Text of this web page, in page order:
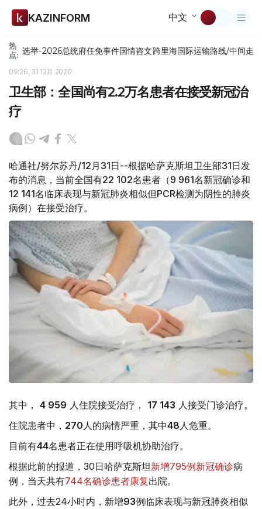
KAZINFORM 中文
热
点: 选举-2026总统府任免事件国情咨文跨里海国际运输路线/中间走廊
09:26, 31 12月 2020
卫生部：全国尚有2.2万名患者在接受新冠治
疗
哈通社/努尔苏丹/12月31日--根据哈萨克斯坦卫生部31日发
布的消息，当前全国有22 102名患者（9 961名新冠确诊和
12 141名临床表现与新冠肺炎相似但PCR检测为阴性的肺炎
病例）在接受治疗。
其中， 4 959 人住院接受治疗， 17 143 人接受门诊治疗。
住院患者中， 270 人的病情严重，其中48 人危重。
目前有44名患者正在使用呼吸机协助治疗。
根据此前的报道，30日哈萨克斯坦新增795例新冠确诊病
例，当天共有744名确诊患者康复出院。
此外，过去24小时内，新增93例临床表现与新冠肺炎相似